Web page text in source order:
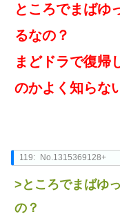
ところでまばゆ
るなの？
まどドラで復帰
のかよく知らな
119: No.1315369128+
>ところでまばゆ
の？